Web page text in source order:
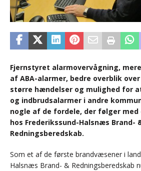
Fjernstyret alarmovervågning,
af ABA-alarmer, bedre overblik
større hændelser og mulighed for
og indbrudsalarmer i andre
nogle af de fordele, der følger
hos Frederikssund-Halsnæs Brand-
Redningsberedskab.
Som et af de første brandvæsener i
Halsnæs Brand- & Redningsberedskab